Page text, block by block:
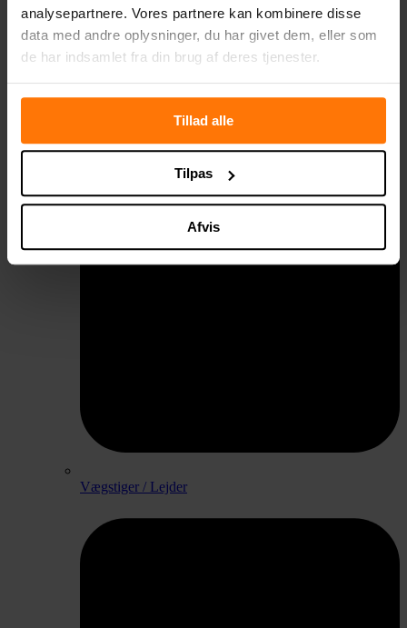
analysepartnere. Vores partnere kan kombinere disse
data med andre oplysninger, du har givet dem, eller som
de har indsamlet fra din brug af deres tjenester.
Tillad alle
Tilpas
Afvis
Ovenlyssikring
Stiger
Vægstiger / Lejder